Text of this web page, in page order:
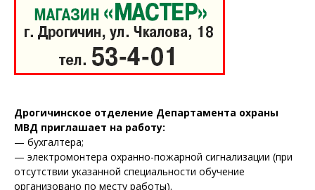
Дрогичинское отделение Департамента охраны
МВД приглашает на работу:
— бухгалтера;
— электромонтера охранно-пожарной сигнализации (при
отсутствии указанной специальности обучение
организовано по месту работы).